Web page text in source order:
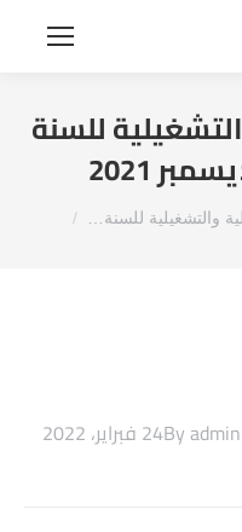
للسنة
والتشغيلية للسنة…
Byadmin 24 فبراير، 2022